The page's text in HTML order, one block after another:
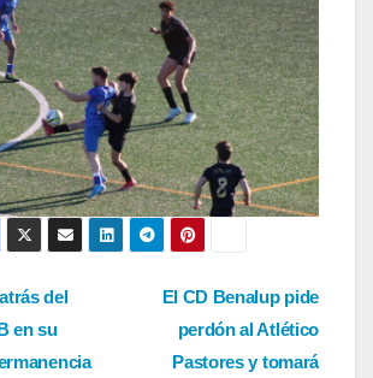
El CD Benalup pide
perdón al Atlético
Pastores y tomará
del
en su